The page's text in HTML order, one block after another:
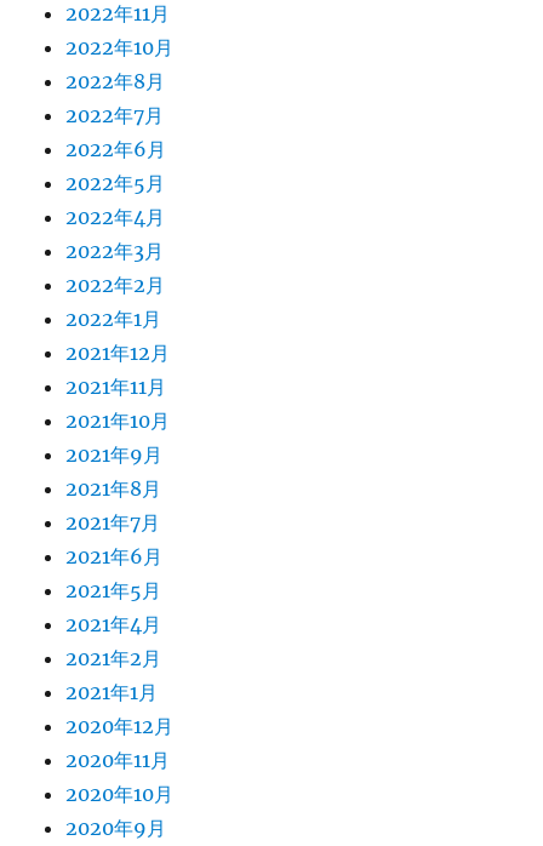
2022年11月
2022年10月
2022年8月
2022年7月
2022年6月
2022年5月
2022年4月
2022年3月
2022年2月
2022年1月
2021年12月
2021年11月
2021年10月
2021年9月
2021年8月
2021年7月
2021年6月
2021年5月
2021年4月
2021年2月
2021年1月
2020年12月
2020年11月
2020年10月
2020年9月